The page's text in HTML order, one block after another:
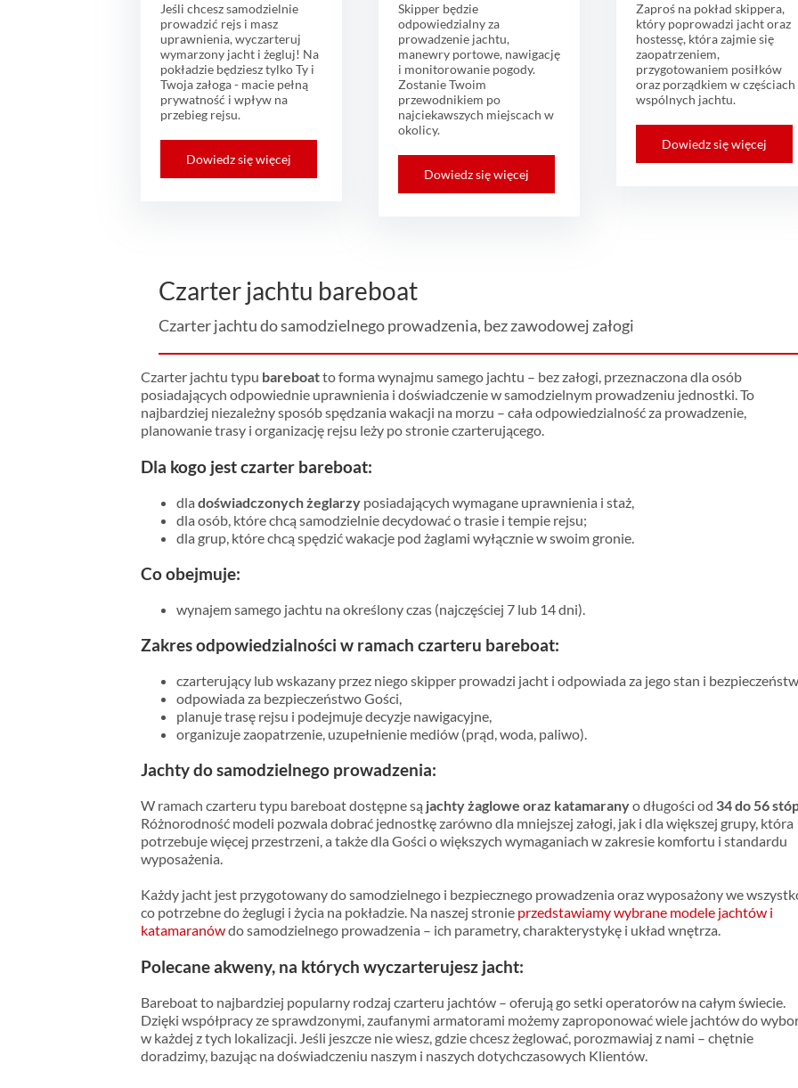
Jeśli chcesz samodzielnie
prowadzić rejs i masz
uprawnienia, wyczarteruj
wymarzony jacht i żegluj! Na
pokładzie będziesz tylko Ty i
Twoja załoga - macie pełną
prywatność i wpływ na
przebieg rejsu.
Dowiedz się więcej
Skipper będzie
odpowiedzialny za
prowadzenie jachtu,
manewry portowe, nawigację
i monitorowanie pogody.
Zostanie Twoim
przewodnikiem po
najciekawszych miejscach w
okolicy.
Dowiedz się więcej
Zaproś na pokład skippera,
który poprowadzi jacht oraz
hostessę, która zajmie się
zaopatrzeniem,
przygotowaniem posiłków
oraz porządkiem w częściach
wspólnych jachtu.
Dowiedz się więcej
Czarter jachtu bareboat
Czarter jachtu do samodzielnego prowadzenia, bez zawodowej załogi
Czarter jachtu typu bareboatto forma wynajmu samego jachtu – bez załogi, przeznaczona dla osób
posiadających odpowiednie uprawnienia i doświadczenie w samodzielnym prowadzeniu jednostki. To
najbardziej niezależny sposób spędzania wakacji na morzu – cała odpowiedzialność za prowadzenie,
planowanie trasy i organizację rejsu leży po stronie czarterującego.
Dla kogo jest czarter bareboat:
dladoświadczonych żeglarzy posiadających wymagane uprawnienia i staż,
dla osób, które chcą samodzielnie decydować o trasie i tempie rejsu;
dla grup, które chcą spędzić wakacje pod żaglami wyłącznie w swoim gronie.
Co obejmuje:
wynajem samego jachtu na określony czas (najczęściej 7 lub 14 dni).
Zakres odpowiedzialności w ramach czarteru bareboat:
czarterujący lub wskazany przez niego skipper prowadzi jacht i odpowiada za jego stan i
odpowiada za bezpieczeństwo Gości,
planuje trasę rejsu i podejmuje decyzje nawigacyjne,
organizuje zaopatrzenie, uzupełnienie mediów (prąd, woda, paliwo).
Jachty do samodzielnego prowadzenia:
W ramach czarteru typu bareboat dostępne są jachty żaglowe oraz katamaranyo długości od 34 do 56
Różnorodność modeli pozwala dobrać jednostkę zarówno dla mniejszej załogi, jak i dla większej grupy, która
potrzebuje więcej przestrzeni, a także dla Gości o większych wymaganiach w zakresie komfortu i standardu
wyposażenia.
Każdy jacht jest przygotowany do samodzielnego i bezpiecznego prowadzenia oraz wyposażony we
co potrzebne do żeglugi i życia na pokładzie. Na naszej stronie przedstawiamy wybrane modele jachtów i
katamaranówdo samodzielnego prowadzenia – ich parametry, charakterystykę i układ wnętrza.
Polecane akweny, na których wyczarterujesz jacht:
Bareboat to najbardziej popularny rodzaj czarteru jachtów – oferują go setki operatorów na całym świecie.
Dzięki współpracy ze sprawdzonymi, zaufanymi armatorami możemy zaproponować wiele jachtów do
w każdej z tych lokalizacji. Jeśli jeszcze nie wiesz, gdzie chcesz żeglować, porozmawiaj z nami – chętnie
doradzimy, bazując na doświadczeniu naszym i naszych dotychczasowych Klientów.